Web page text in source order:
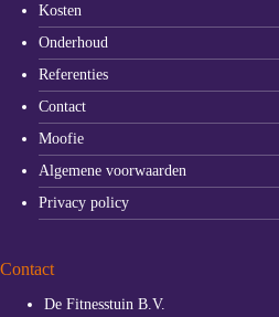
Kosten
Onderhoud
Referenties
Contact
Moofie
Algemene voorwaarden
Privacy policy
Contact
De Fitnesstuin B.V.